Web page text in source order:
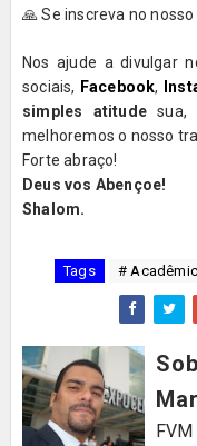
🙏 Se inscreva no
Nos ajude a divulgar
sociais, Facebook,
simples atitudesua,
melhoremos o nosso
Forte abraço!
Deus vos Abençoe!
Shalom.
Tags #